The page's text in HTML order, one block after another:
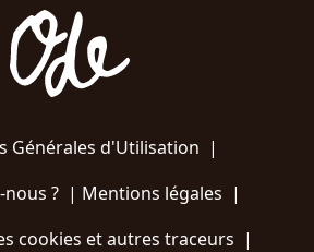
Générales d'Utilisation |
?| Mentions légales |
cookies et autres traceurs |